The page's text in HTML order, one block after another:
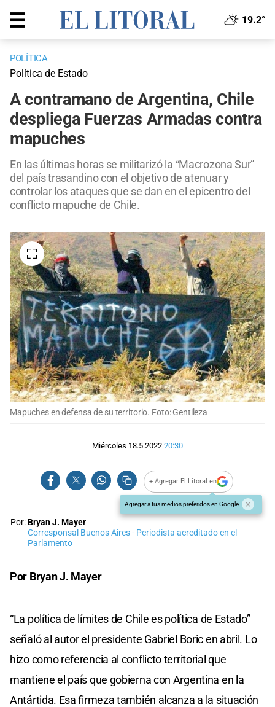
19.2°
POLÍTICA
Política de Estado
A contramano de Argentina, Chile
despliega Fuerzas Armadas contra
mapuches
En las últimas horas se militarizó la “Macrozona Sur”
del país trasandino con el objetivo de atenuar y
controlar los ataques que se dan en el epicentro del
conflicto mapuche de Chile.
Mapuches en defensa de su territorio. Foto: Gentileza
Miércoles 18.5.2022 20:30
+ Agregar El Litoral en
Agregar a tus medios preferidos en Google
Por:Bryan J. Mayer
Corresponsal Buenos Aires - Periodista acreditado en el
Parlamento
Por Bryan J. Mayer
“La política de límites de Chile es política de Estado”
señaló al autor el presidente Gabriel Boric en abril. Lo
hizo como referencia al conflicto territorial que
mantiene el país que gobierna con Argentina en la
Antártida. Esa firmeza también alcanza a la situación